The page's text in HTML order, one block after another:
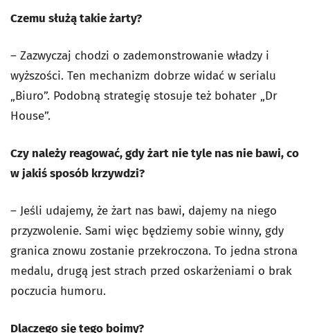
Czemu służą takie żarty?
– Zazwyczaj chodzi o zademonstrowanie władzy i
wyższości. Ten mechanizm dobrze widać w serialu
„Biuro”. Podobną strategię stosuje też bohater „Dr
House”.
Czy należy reagować, gdy żart nie tyle nas nie bawi, co
w jakiś sposób krzywdzi?
– Jeśli udajemy, że żart nas bawi, dajemy na niego
przyzwolenie. Sami więc będziemy sobie winny, gdy
granica znowu zostanie przekroczona. To jedna strona
medalu, drugą jest strach przed oskarżeniami o brak
poczucia humoru.
Dlaczego się tego boimy?